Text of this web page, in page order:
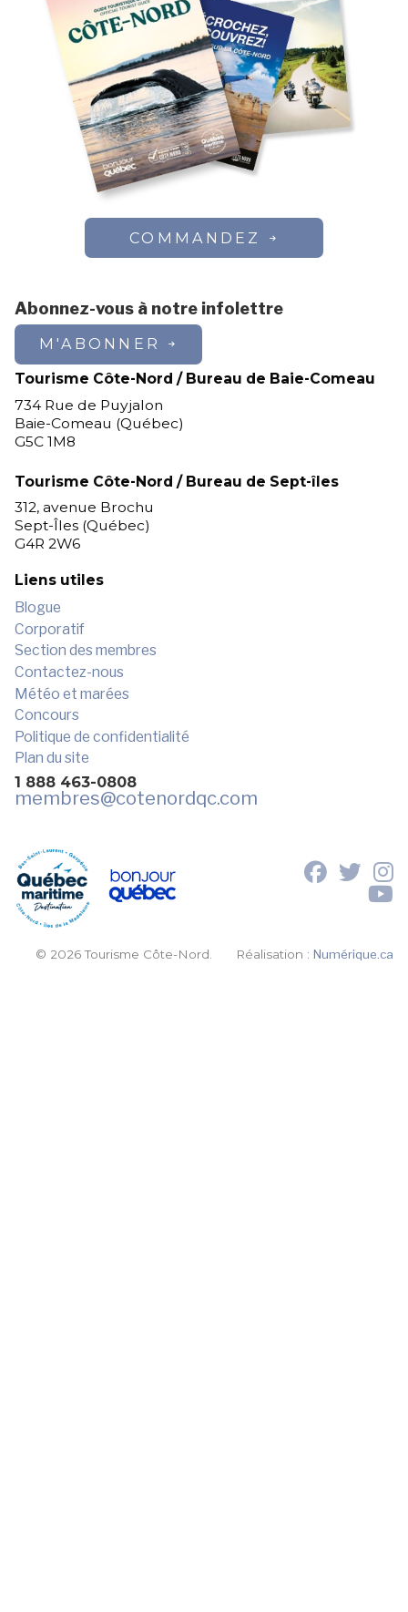
COMMANDEZ
Abonnez-vous à notre infolettre
M'ABONNER
Tourisme Côte-Nord / Bureau de Baie-Comeau
734 Rue de Puyjalon
Baie-Comeau (Québec)
G5C 1M8
Tourisme Côte-Nord / Bureau de Sept-îles
312, avenue Brochu
Sept-Îles (Québec)
G4R 2W6
Liens utiles
Blogue
Corporatif
Section des membres
Contactez-nous
Météo et marées
Concours
Politique de confidentialité
Plan du site
1 888 463-0808
membres@cotenordqc.com
© 2026 Tourisme Côte-Nord. Réalisation :Numérique.ca